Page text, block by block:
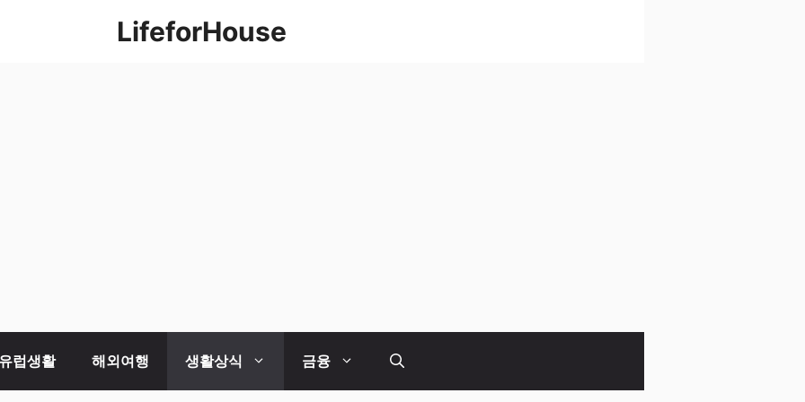
LifeforHouse
유럽생활 해외여행 생활상식 금융